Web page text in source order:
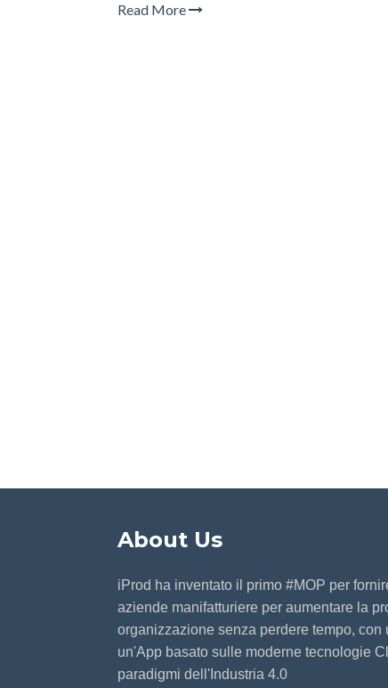
Read More
About Us
iProd ha inventato il primo #MOP per
aziende manifatturiere per aumentare la
organizzazione senza perdere tempo,
un'App basato sulle moderne tecnologie
paradigmi dell'Industria 4.0